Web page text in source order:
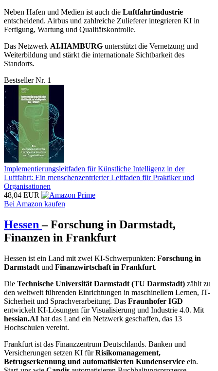
Neben Hafen und Medien ist auch die Luftfahrtindustrie
entscheidend. Airbus und zahlreiche Zulieferer integrieren KI in
Fertigung, Wartung und Qualitätskontrolle.
Das Netzwerk AI.HAMBURG unterstützt die Vernetzung und
Weiterbildung und stärkt die internationale Sichtbarkeit des
Standorts.
Bestseller Nr. 1
Implementierungsleitfaden für Künstliche Intelligenz in der
Luftfahrt: Ein menschenzentrierter Leitfaden für Praktiker und
Organisationen
48,04 EUR
Bei Amazon kaufen
Hessen– Forschung in Darmstadt,
Finanzen in Frankfurt
Hessen ist ein Land mit zwei KI-Schwerpunkten: Forschung in
Darmstadt und Finanzwirtschaft in Frankfurt.
Die Technische Universität Darmstadt (TU Darmstadt) zählt zu
den weltweit führenden Einrichtungen in maschinellem Lernen, IT-
Sicherheit und Sprachverarbeitung. Das Fraunhofer IGD
entwickelt KI-Lösungen für Visualisierung und Industrie 4.0. Mit
hessian.AI hat das Land ein Netzwerk geschaffen, das 13
Hochschulen vereint.
Frankfurt ist das Finanzzentrum Deutschlands. Banken und
Versicherungen setzen KI fürRisikomanagement,
Betrugserkennung und automatisierten Kundenservice ein.